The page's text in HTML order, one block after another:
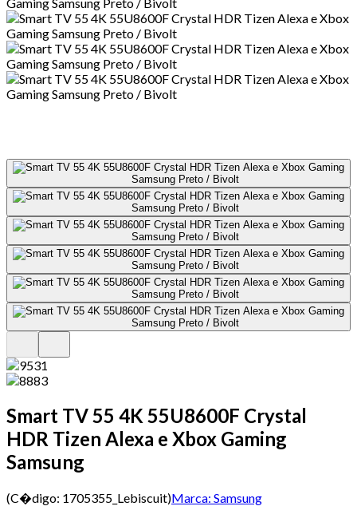
Smart TV 55 4K 55U8600F Crystal
HDR Tizen Alexa e Xbox Gaming
Samsung
(C�digo: 1705355_Lebiscuit)Marca: Samsung